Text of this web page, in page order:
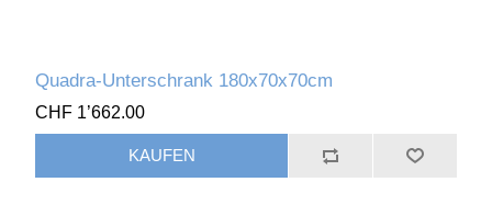
Quadra-Unterschrank 180x70x70cm
CHF 1’662.00